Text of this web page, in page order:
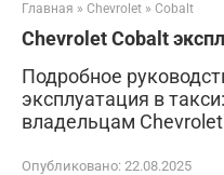
Главная » Chevrolet » Cobalt
Chevrolet Cobalt
Подробное
эксплуатация в
владельцам
Опубликовано: 22.08.2025